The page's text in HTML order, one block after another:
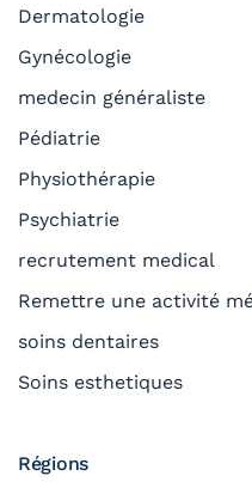
Dermatologie
Gynécologie
medecin généraliste
Pédiatrie
Physiothérapie
Psychiatrie
recrutement medical
Remettre une activité
soins dentaires
Soins esthetiques
Régions